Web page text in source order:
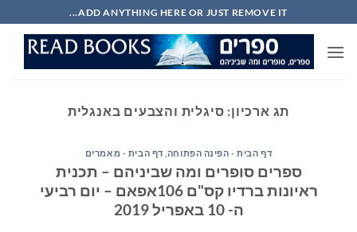
to
content
ADD ANYTHING HERE OR JUST REMOVE IT...
תג ארכיון: סיגלית והצבעים באנגלית
דף הבית - הפינה הפתוחה דף הבית - מאמרים
ספרים סופרים ומה שביניהם – תכנית
ראיונות ברדיו קס"ם 106אפאם – יום רביעי
ה- 10 באפריל 2019